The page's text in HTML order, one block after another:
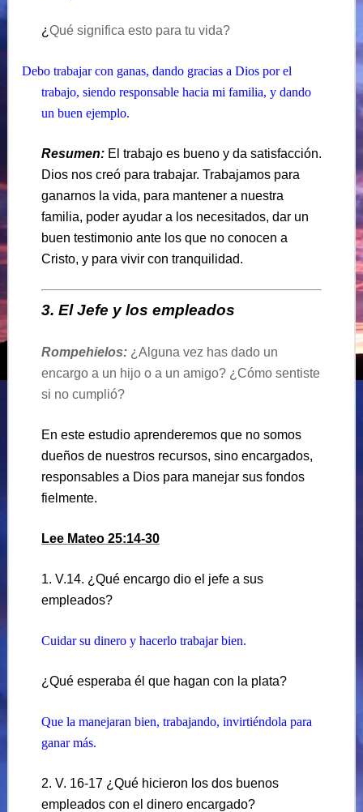
¿ Qué significa esto para tu vida?
Debo trabajar con ganas, dando gracias a Dios por el
trabajo, siendo responsable hacia mi familia, y dando
un buen ejemplo.
Resumen:El trabajo es bueno y da satisfacción.
Dios nos creó para trabajar. Trabajamos para
ganarnos la vida, para mantener a nuestra
familia, poder ayudar a los necesitados, dar un
buen testimonio ante los que no conocen a
Cristo, y para vivir con tranquilidad.
3. El Jefe y los empleados
Rompehielos:¿Alguna vez has dado un
encargo a un hijo o a un amigo? ¿Cómo sentiste
si no cumplió?
En este estudio aprenderemos que no somos
dueños de nuestros recursos, sino encargados,
responsables a Dios para manejar sus fondos
fielmente.
Lee Mateo 25:14-30
1. V.14. ¿Qué encargo dio el jefe a sus
empleados?
Cuidar su dinero y hacerlo trabajar bien.
¿Qué esperaba él que hagan con la plata?
Que la manejaran bien, trabajando, invirtiéndola para
ganar más.
2. V. 16-17 ¿Qué hicieron los dos buenos
empleados con el dinero encargado?